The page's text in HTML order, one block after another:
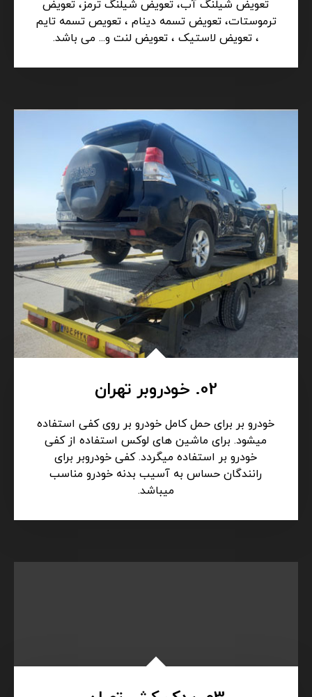
تعویض شیلنگ آب، تعویض شیلنگ ترمز، تعویض
ترموستات، تعویض تسمه دینام ، تعویص تسمه تایم
، تعویض لاستیک ، تعویض لنت و... می باشد.
02. خودروبر تهران
خودرو بر برای حمل کامل خودرو بر روی کفی استفاده
میشود. برای ماشین های لوکس استفاده از کفی
خودرو بر استفاده میگردد. کفی خودروبر برای
رانندگان حساس به آسیب بدنه خودرو مناسب
میباشد.